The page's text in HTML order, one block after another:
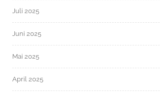
Juli 2025
Juni 2025
Mai 2025
April 2025